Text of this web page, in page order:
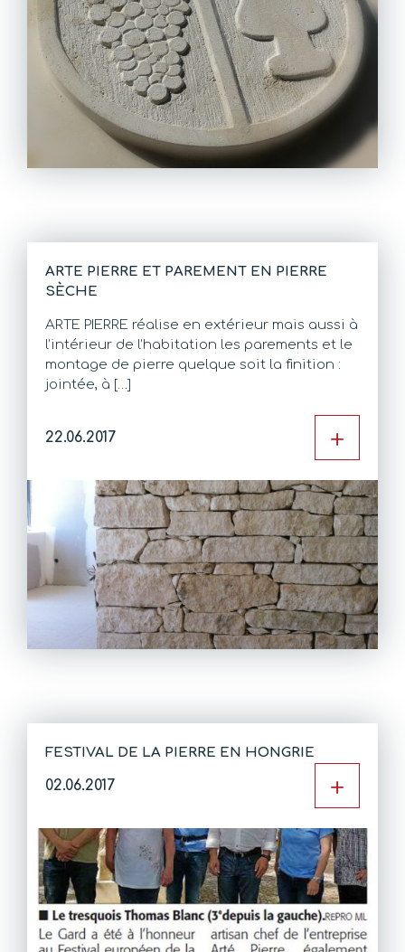
ARTE PIERRE ET PAREMENT EN PIERRE
SÈCHE
ARTE PIERRE réalise en extérieur mais aussi à
l’intérieur de l’habitation les parements et le
montage de pierre quelque soit la finition :
jointée, à […]
22.06.2017 +
FESTIVAL DE LA PIERRE EN HONGRIE
02.06.2017 +